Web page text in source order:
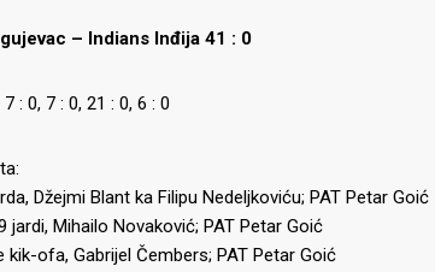
– Indians Inđija 41 : 0
: 0, 7 : 0, 21 : 0, 6 : 0
Džejmi Blant ka Filipu Nedeljkoviću; PAT Petar Goić
jardi, Mihailo Novaković; PAT Petar Goić
kik-ofa, Gabrijel Čembers; PAT Petar Goić